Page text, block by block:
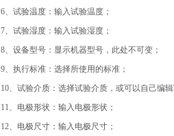
6、试验温度：输入试验温度；
7、试验湿度：输入试验湿度；
8、设备型号：显示机器型号，此处不可变；
9、执行标准：选择所使用的标准；
10、试验介质：选择试验介质，或可以自己编辑
11、电极形状：输入电极形状；
12、电极尺寸：输入电极尺寸；